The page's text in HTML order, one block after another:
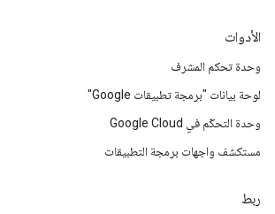
الأدوات
وحدة تحكم المشرف
لوحة بيانات "برمجة تطبيقات Google"
وحدة التحكّم في Google Cloud
مستكشف واجهات برمجة التطبيقات
ربط